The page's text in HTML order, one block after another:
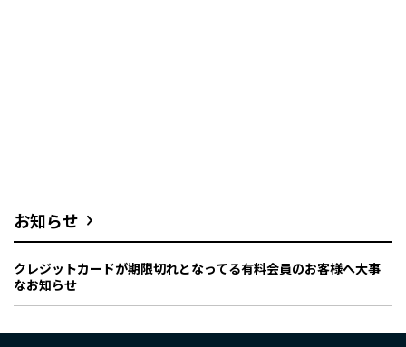
お知らせ
クレジットカードが期限切れとなってる有料会員のお客様へ大事
なお知らせ